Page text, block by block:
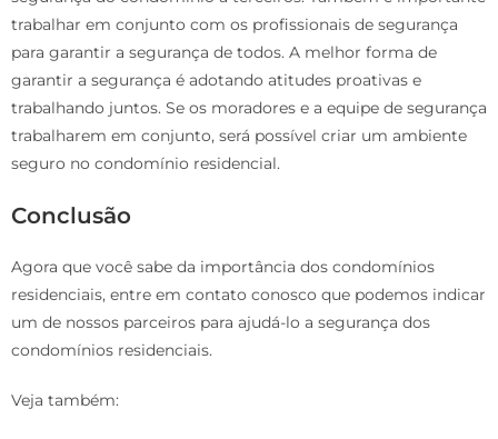
trabalhar em conjunto com os profissionais de segurança
para garantir a segurança de todos. A melhor forma de
garantir a segurança é adotando atitudes proativas e
trabalhando juntos. Se os moradores e a equipe de segurança
trabalharem em conjunto, será possível criar um ambiente
seguro no condomínio residencial.
Conclusão
Agora que você sabe da importância dos condomínios
residenciais, entre em contato conosco que podemos indicar
um de nossos parceiros para ajudá-lo a segurança dos
condomínios residenciais.
Veja também: